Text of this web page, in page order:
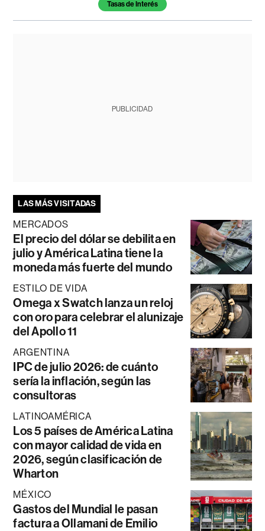
Tasas de Interés
PUBLICIDAD
LAS MÁS VISITADAS
MERCADOS
El precio del dólar se debilita en
julio y América Latina tiene la
moneda más fuerte del mundo
ESTILO DE VIDA
Omega x Swatch lanza un reloj
con oro para celebrar el alunizaje
del Apollo 11
ARGENTINA
IPC de julio 2026: de cuánto
sería la inflación, según las
consultoras
LATINOAMÉRICA
Los 5 países de América Latina
con mayor calidad de vida en
2026, según clasificación de
Wharton
MÉXICO
Gastos del Mundial le pasan
factura a Ollamani de Emilio